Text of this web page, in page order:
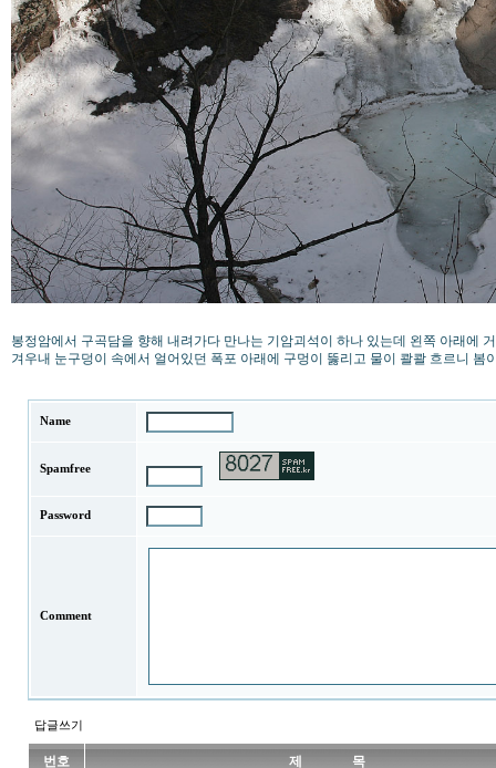
봉정암에서 구곡담을 향해 내려가다 만나는 기암괴석이 하나 있는데 왼쪽 아래에
겨우내 눈구덩이 속에서 얼어있던 폭포 아래에 구멍이 뚫리고 물이 콸콸 흐르니 봄
Name
Spamfree
Password
Comment
답글쓰기
번호 제 목